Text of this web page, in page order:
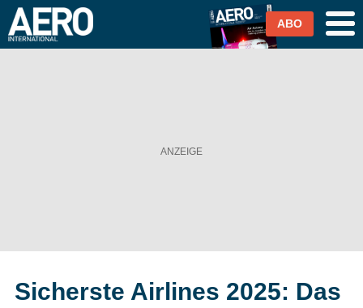
Magazin & Abo
ABO
Sicherste Airlines 2025: Das